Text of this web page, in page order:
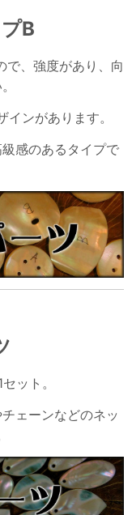
B
で、強度があり、向
ンがあります。
感のあるタイプで
ット。
ェーンなどのネッ